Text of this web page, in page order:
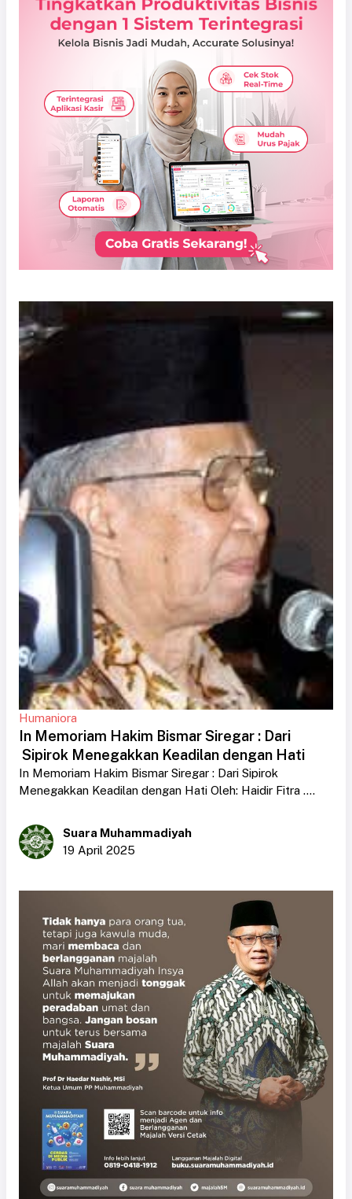
Humaniora
In Memoriam Hakim Bismar Siregar : Dari
Sipirok Menegakkan Keadilan dengan Hati
In Memoriam Hakim Bismar Siregar : Dari Sipirok
Menegakkan Keadilan dengan Hati Oleh: Haidir Fitra ....
Suara Muhammadiyah
19 April 2025